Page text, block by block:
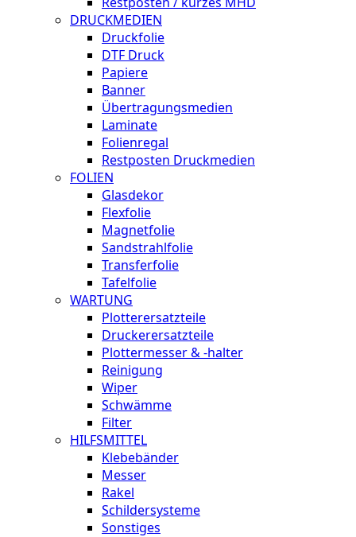
DRUCKMEDIEN
Druckfolie
DTF Druck
Papiere
Banner
Übertragungsmedien
Laminate
Folienregal
Restposten Druckmedien
FOLIEN
Glasdekor
Flexfolie
Magnetfolie
Sandstrahlfolie
Transferfolie
Tafelfolie
WARTUNG
Plotterersatzteile
Druckerersatzteile
Plottermesser & -halter
Reinigung
Wiper
Schwämme
Filter
HILFSMITTEL
Klebebänder
Messer
Rakel
Schildersysteme
Sonstiges